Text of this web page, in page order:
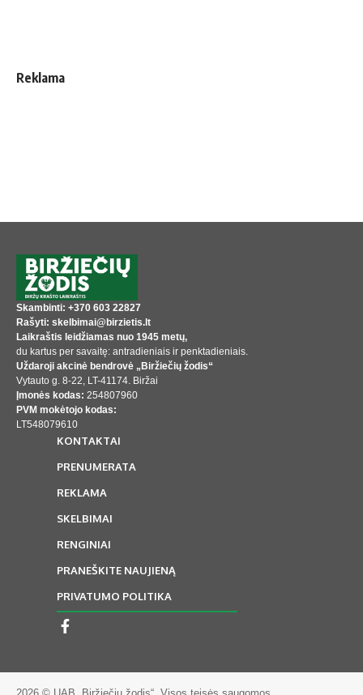
Reklama
Skambinti: +370 603 22827
Rašyti: skelbimai@birzietis.lt
Laikraštis leidžiamas nuo 1945 metų,
du kartus per savaitę: antradieniais ir penktadieniais.
Uždaroji akcinė bendrovė „Biržiečių žodis“
Vytauto g. 8-22, LT-41174. Biržai
Įmonės kodas: 254807960
PVM mokėtojo kodas:
LT548079610
KONTAKTAI
PRENUMERATA
REKLAMA
SKELBIMAI
RENGINIAI
PRANEŠKITE NAUJIENĄ
PRIVATUMO POLITIKA